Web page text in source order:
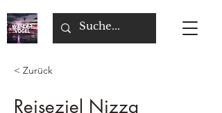
< Zurück
Reiseziel Nizza